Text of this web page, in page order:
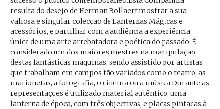
resulta do desejo de Herman Bollaert mostrar a sua
valiosa e singular colecção de Lanternas Mágicas e
acessórios, e partilhar com a audiência a experiência
única de uma arte arrebatadora e poética do passado. É
considerado um dos maiores mestres na manipulação
destas fantásticas máquinas, sendo assistido por artistas
que trabalham em campos tão variados como o teatro, as
marionetas, a fotografia, o cinema ou a música.Durante as
representações é utilizado material autêntico, uma
lanterna de época, com três objectivas, e placas pintadas à